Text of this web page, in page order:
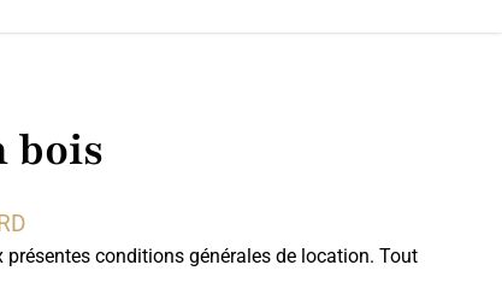
bois
conditions générales de location. Tout